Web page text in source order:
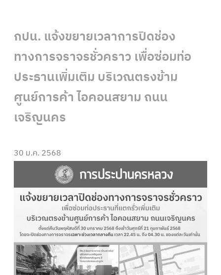
กปน. แจ้งขยายเวลาการปิดช่อง
ทางการจราจรชั่วคราว เพื่อซ่อมท่อ
ประธานเพิ่มเติม บริเวณตรงข้าม
ศูนย์การค้า ไอคอนสยาม ถนน
เจริญนคร
30 ม.ค. 2568